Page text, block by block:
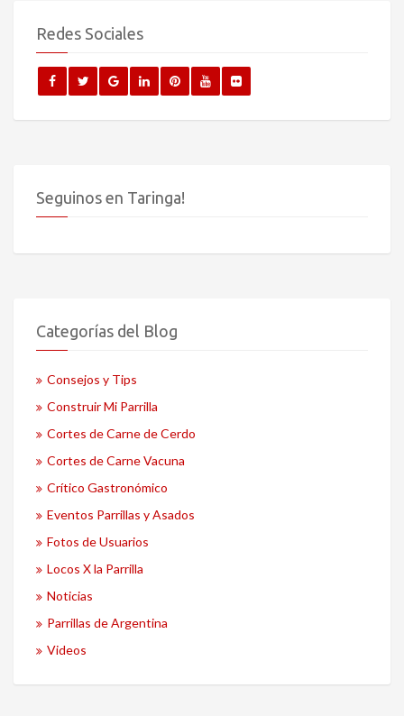
Redes Sociales
Seguinos en Taringa!
Categorías del Blog
Consejos y Tips
Construir Mi Parrilla
Cortes de Carne de Cerdo
Cortes de Carne Vacuna
Crítico Gastronómico
Eventos Parrillas y Asados
Fotos de Usuarios
Locos X la Parrilla
Noticias
Parrillas de Argentina
Videos